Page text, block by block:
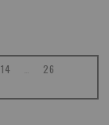
14
26